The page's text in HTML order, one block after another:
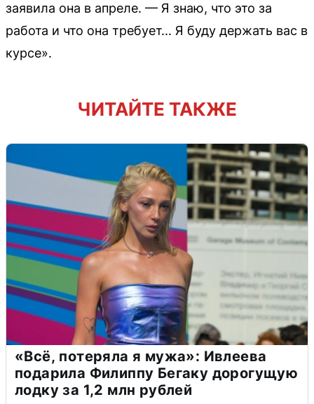
заявила она в апреле. — Я знаю, что это за
работа и что она требует... Я буду держать вас в
курсе».
ЧИТАЙТЕ ТАКЖЕ
«Всё, потеряла я мужа»: Ивлеева
подарила Филиппу Бегаку дорогущую
лодку за 1,2 млн рублей